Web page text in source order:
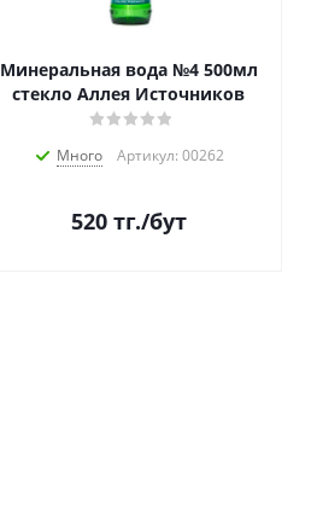
Минеральная вода №4 500мл
стекло Аллея Источников
Много Артикул: 00262
520тг./бут